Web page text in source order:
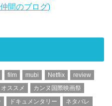
間のブログ)
film mubi Netflix
review
オススメ
カンヌ国際映画祭
ドキュメンタリー
ネタバレ